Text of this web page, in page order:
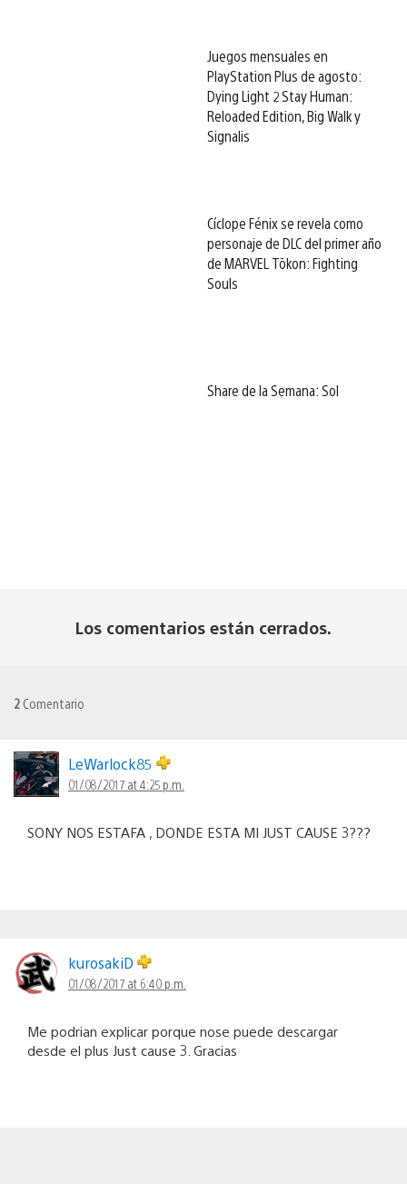
Juegos mensuales en
PlayStation Plus de agosto:
Dying Light 2 Stay Human:
Reloaded Edition, Big Walk y
Signalis
Cíclope Fénix se revela como
personaje de DLC del primer año
de MARVEL Tōkon: Fighting
Souls
Share de la Semana: Sol
Los comentarios están cerrados.
2 Comentario
LeWarlock85
01/08/2017 at 4:25 p.m.
SONY NOS ESTAFA , DONDE ESTA MI JUST CAUSE 3???
kurosakiD
01/08/2017 at 6:40 p.m.
Me podrian explicar porque nose puede descargar
desde el plus Just cause 3. Gracias